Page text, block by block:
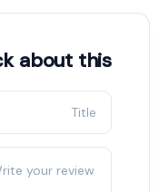
about this